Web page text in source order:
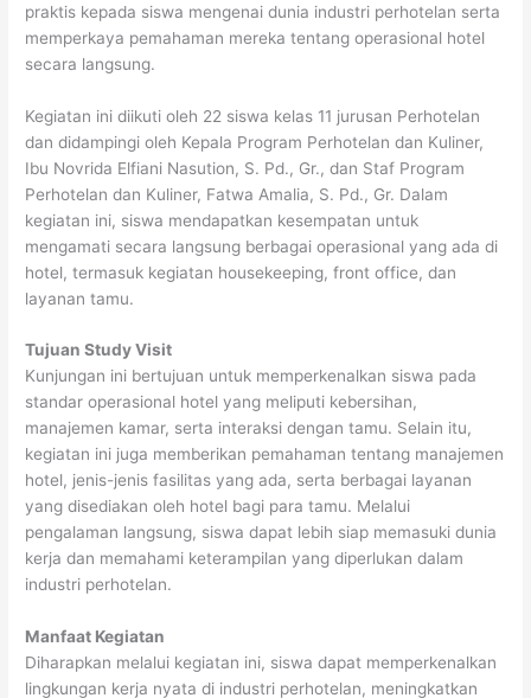
praktis kepada siswa mengenai dunia industri perhotelan serta
memperkaya pemahaman mereka tentang operasional hotel
secara langsung.
Kegiatan ini diikuti oleh 22 siswa kelas 11 jurusan Perhotelan
dan didampingi oleh Kepala Program Perhotelan dan Kuliner,
Ibu Novrida Elfiani Nasution, S. Pd., Gr., dan Staf Program
Perhotelan dan Kuliner, Fatwa Amalia, S. Pd., Gr. Dalam
kegiatan ini, siswa mendapatkan kesempatan untuk
mengamati secara langsung berbagai operasional yang ada di
hotel, termasuk kegiatan housekeeping, front office, dan
layanan tamu.
Tujuan Study Visit
Kunjungan ini bertujuan untuk memperkenalkan siswa pada
standar operasional hotel yang meliputi kebersihan,
manajemen kamar, serta interaksi dengan tamu. Selain itu,
kegiatan ini juga memberikan pemahaman tentang manajemen
hotel, jenis-jenis fasilitas yang ada, serta berbagai layanan
yang disediakan oleh hotel bagi para tamu. Melalui
pengalaman langsung, siswa dapat lebih siap memasuki dunia
kerja dan memahami keterampilan yang diperlukan dalam
industri perhotelan.
Manfaat Kegiatan
Diharapkan melalui kegiatan ini, siswa dapat memperkenalkan
lingkungan kerja nyata di industri perhotelan, meningkatkan